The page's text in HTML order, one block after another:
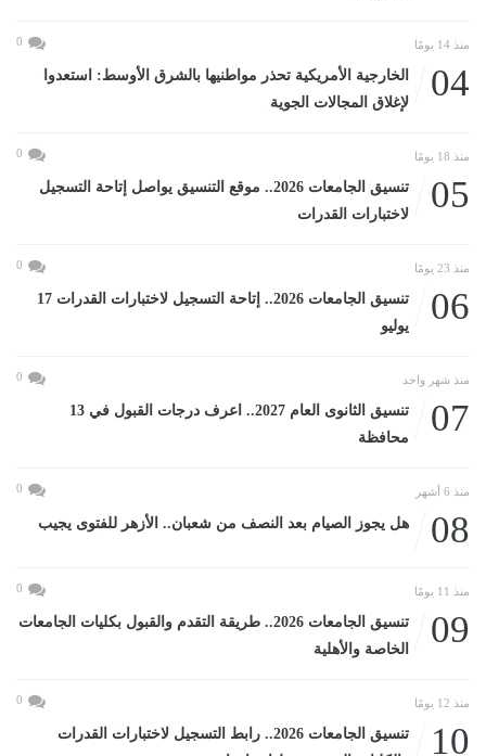
منذ 14 يومًا 0
04
الخارجية الأمريكية تحذر مواطنيها بالشرق الأوسط: استعدوا
لإغلاق المجالات الجوية
منذ 18 يومًا 0
05
تنسيق الجامعات 2026.. موقع التنسيق يواصل إتاحة التسجيل
لاختبارات القدرات
منذ 23 يومًا 0
06
تنسيق الجامعات 2026.. إتاحة التسجيل لاختبارات القدرات 17
يوليو
منذ شهر واحد 0
07
تنسيق الثانوى العام 2027.. اعرف درجات القبول في 13
محافظة
منذ 6 أشهر 0
08 هل يجوز الصيام بعد النصف من شعبان.. الأزهر للفتوى يجيب
منذ 11 يومًا 0
09
تنسيق الجامعات 2026.. طريقة التقدم والقبول بكليات الجامعات
الخاصة والأهلية
منذ 12 يومًا 0
10
تنسيق الجامعات 2026.. رابط التسجيل لاختبارات القدرات